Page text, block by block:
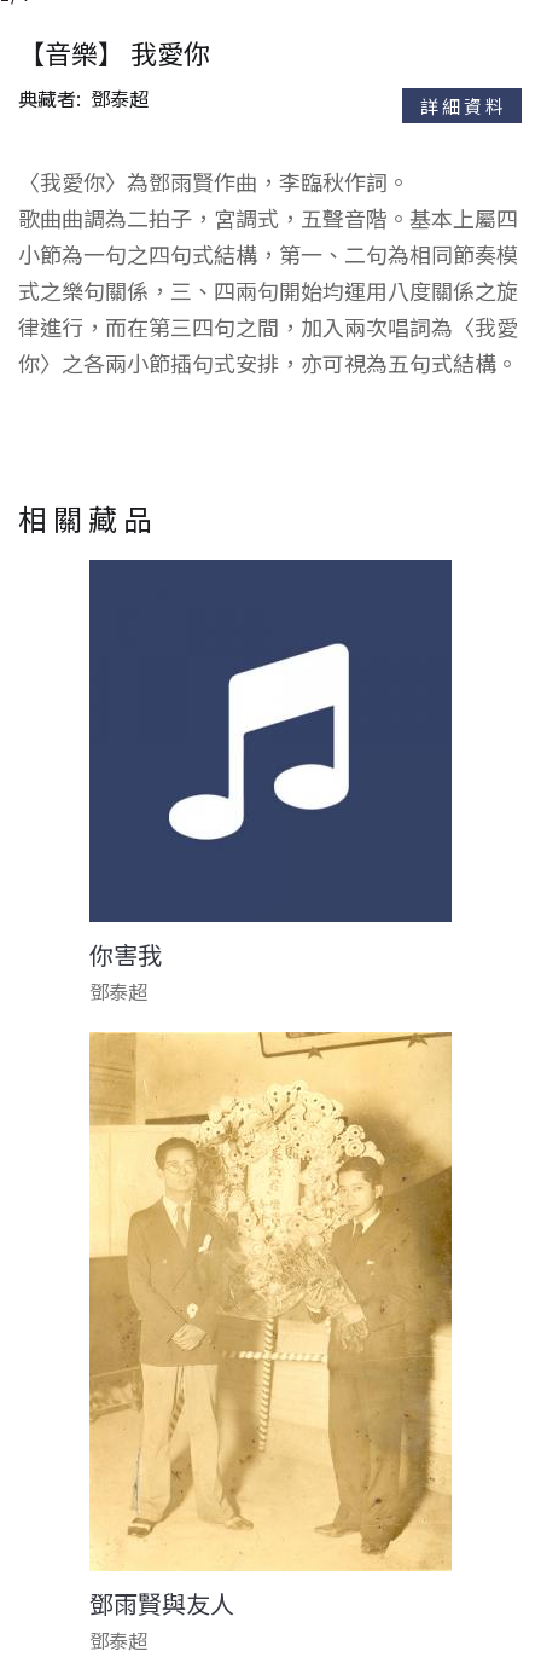
【音樂】 我愛你
典藏者 鄧泰超 詳細資料
〈我愛你〉為鄧雨賢作曲，李臨秋作詞。
歌曲曲調為二拍子，宮調式，五聲音階。基本上屬四
小節為一句之四句式結構，第一、二句為相同節奏模
式之樂句關係，三、四兩句開始均運用八度關係之旋
律進行，而在第三四句之間，加入兩次唱詞為〈我愛
你〉之各兩小節插句式安排，亦可視為五句式結構。
相關藏品
你害我
鄧泰超
鄧雨賢與友人
鄧泰超